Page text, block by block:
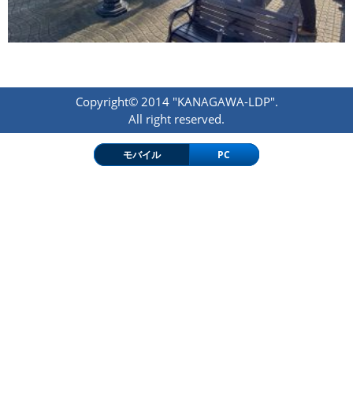
Copyright© 2014 "KANAGAWA-LDP".
All right reserved.
モバイル PC